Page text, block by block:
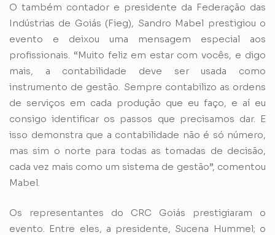
O também contador e presidente da Federação das
Indústrias de Goiás (Fieg), Sandro Mabel prestigiou o
evento e deixou uma mensagem especial aos
profissionais. “Muito feliz em estar com vocês, e digo
mais, a contabilidade deve ser usada como
instrumento de gestão. Sempre contabilizo as ordens
de serviços em cada produção que eu faço, e aí eu
consigo identificar os passos que precisamos dar. E
isso demonstra que a contabilidade não é só número,
mas sim o norte para todas as tomadas de decisão,
cada vez mais como um sistema de gestão”, comentou
Mabel.
Os representantes do CRC Goiás prestigiaram o
evento. Entre eles, a presidente, Sucena Hummel; o